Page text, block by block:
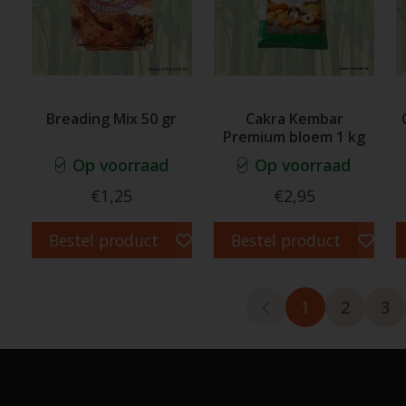
Breading Mix 50 gr
Op voorraad
€1,25
Bestel product
Cakra Kembar
Premium bloem 1 kg
Op voorraad
€2,95
Bestel product
1 2 3